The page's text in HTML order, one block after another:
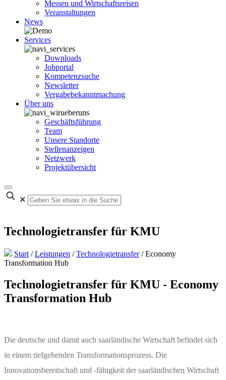
Messen und Wirtschaftsreisen
Veranstaltungen
News
Services
Downloads
Jobportal
Kompetenzsuche
Newsletter
Vergabebekanntmachung
Über uns
Geschäftsführung
Team
Unsere Standorte
Stellenanzeigen
Netzwerk
Projektübersicht
✕
Technologietransfer für KMU
Start /Leistungen /Technologietransfer/Economy
Transformation Hub
Technologietransfer für KMU - Economy
Transformation Hub
Die deutsche und damit auch saarländische Wirtschaft befindet sich
in einem tiefgehenden Transformationsprozess. Die
Innovationsbereitschaft und -fähigkeit der saarländischen Wirtschaft